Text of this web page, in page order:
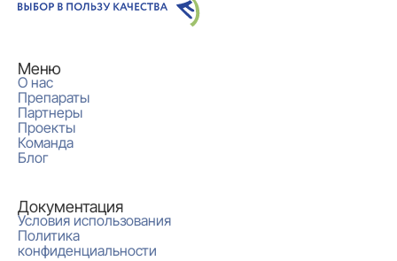
Меню
О нас
Препараты
Партнеры
Проекты
Команда
Блог
Документация
Условия использования
Политика
конфиденциальности